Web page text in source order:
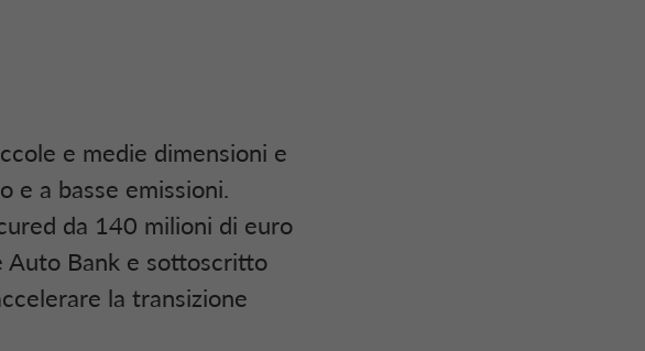
e medie dimensioni e
e a basse emissioni.
da 140 milioni di euro
Auto Bank e sottoscritto
la transizione